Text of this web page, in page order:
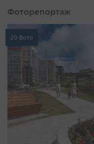
Фоторепортаж
20 фото